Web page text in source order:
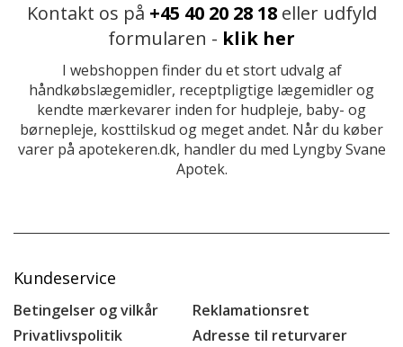
Kontakt os på +45 40 20 28 18eller udfyld
formularen - klik her
I webshoppen finder du et stort udvalg af
håndkøbslægemidler, receptpligtige lægemidler og
kendte mærkevarer inden for hudpleje, baby- og
børnepleje, kosttilskud og meget andet. Når du køber
varer på apotekeren.dk, handler du med Lyngby Svane
Apotek.
Kundeservice
Betingelser og vilkår
Privatlivspolitik
Reklamationsret
Adresse til returvarer